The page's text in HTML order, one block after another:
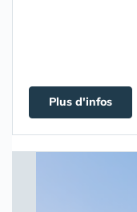
Plus d'infos